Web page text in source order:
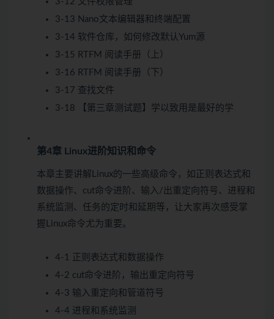
3-13 Nano文本编辑器和终端配置
3-14 软件仓库，如何修改默认Yum源
3-15 RTFM 阅读手册（上）
3-16 RTFM 阅读手册（下）
3-17 查找文件
3-18 【第三章测试题】学以致用是最好的学
第4章 Linux进阶知识和命令
本章主要讲解Linux的一些高级命令，如正则表达式和
数据操作、cut命令进阶、输入/出重定向符号、进程和
系统监测、任务的定时和延期等，让大家再次感受掌
握Linux命令尤为重要。
4-1 正则表达式和数据操作
4-2 cut命令进阶，输出重定向符号
4-3 输入重定向和管道符号
4-4 进程和系统监测